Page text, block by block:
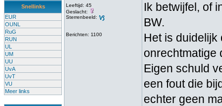
Snellinks
EUR
OUNL
RuG
RUN
UL
UM
UU
UvA
UvT
VU
Meer links
Leeftijd: 45
Geslacht:
Sterrenbeeld:
Berichten: 1100
Ik betwijfel, of
BW.
Het is duidelijk
onrechtmatige
Eigen schuld
een fout die
echter geen